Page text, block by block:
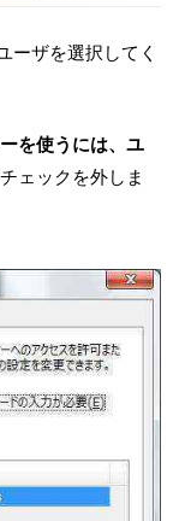
ーザを選択してく
を使うには、ユ
ェックを外しま